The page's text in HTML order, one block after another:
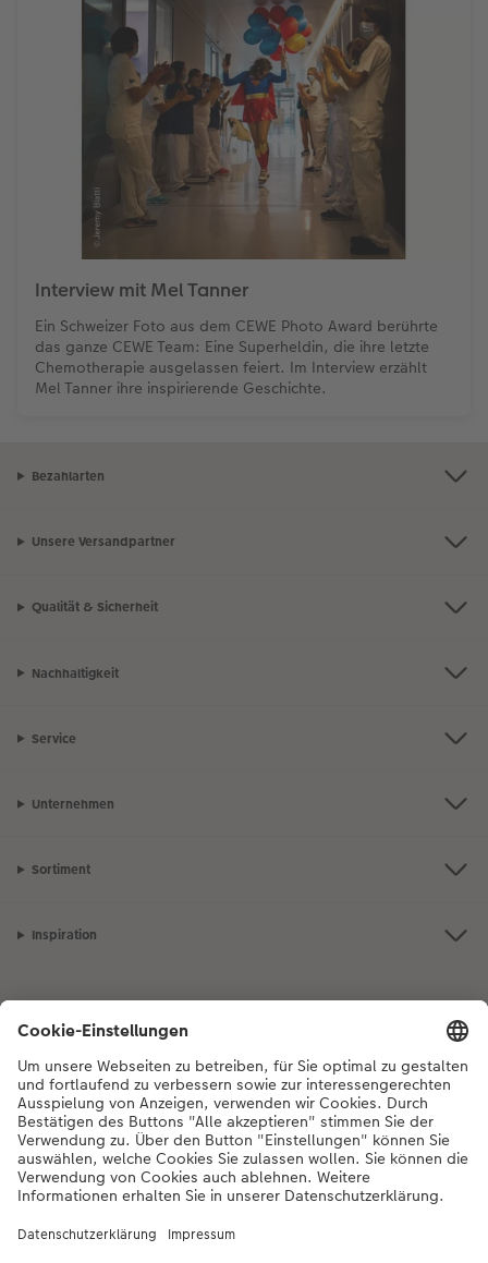
Interview mit Mel Tanner
Ein Schweizer Foto aus dem CEWE Photo Award berührte
das ganze CEWE Team: Eine Superheldin, die ihre letzte
Chemotherapie ausgelassen feiert. Im Interview erzählt
Mel Tanner ihre inspirierende Geschichte.
Bezahlarten
Unsere Versandpartner
Qualität & Sicherheit
Nachhaltigkeit
Service
Unternehmen
Sortiment
Inspiration
Bei Fragen zu Produkten oder der Bestellung können Sie uns gerne von
Montag bis Samstag von 8:00 – 20:00 Uhr und Sonntag von 10:00 –
20:00 Uhr (gesetzliche Feiertage ausgenommen) unter der
Telefonnummer044 499 01 21kontaktieren.
DE |FR|IT